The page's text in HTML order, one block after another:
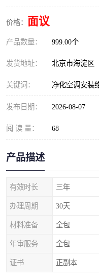
价格： 面议
产品数量： 999.00个
发货地址： 北京市海淀区
关键词： 净化空调安装
发布日期： 2026-08-07
阅 读 量： 68
产品描述
有效时长 三年
办理周期 30天
材料准备 全包
年审服务 全包
证书 正副本